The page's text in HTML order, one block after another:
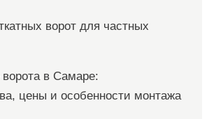
ворот для частных
в Самаре:
цены и особенности монтажа